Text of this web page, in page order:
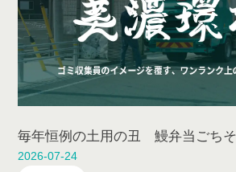
毎年恒例の土用の丑 鰻弁当ごち
2026-07-24